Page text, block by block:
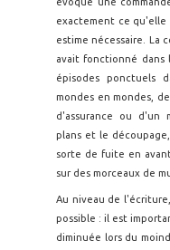
évoque une
exactement ce qu'elle
estime nécessaire. La
avait fonctionné
épisodes ponctuels
mondes en mondes,
d'assurance ou d'un
plans et le
sorte de fuite en
sur des morceaux de
Au niveau de
possible : il est
diminuée lors du